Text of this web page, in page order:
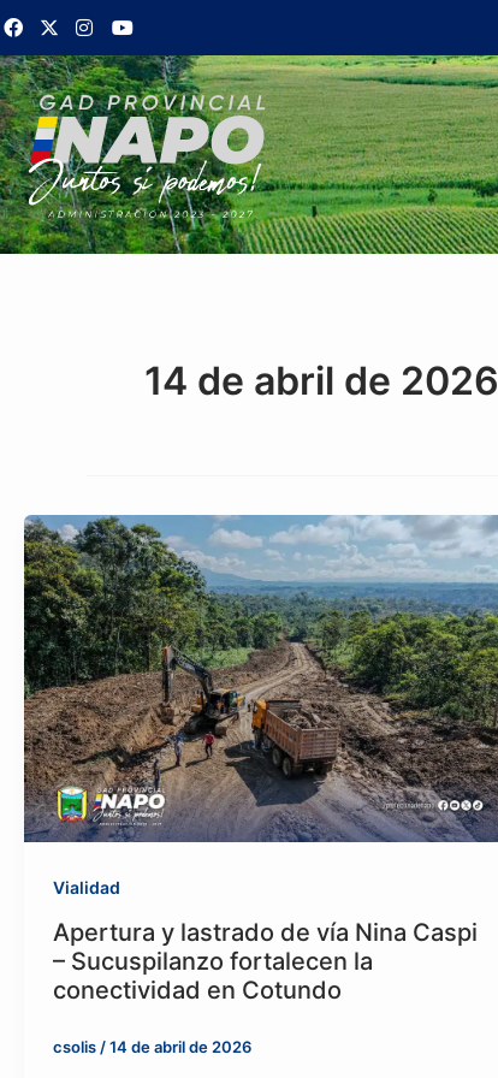
Ir
contenido
14 de abril de 2026
Vialidad
Apertura y lastrado de vía Nina Caspi
– Sucuspilanzo fortalecen la
conectividad en Cotundo
csolis/14 de abril de 2026